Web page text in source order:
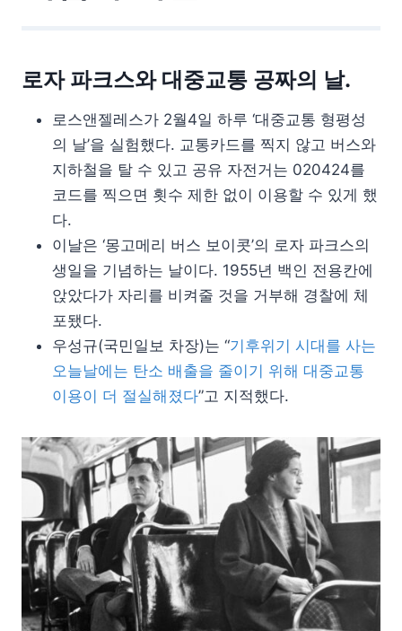
로자 파크스와 대중교통 공짜의 날.
로스앤젤레스가 2월4일 하루 ‘대중교통 형평성
의 날’을 실험했다. 교통카드를 찍지 않고 버스와
지하철을 탈 수 있고 공유 자전거는 020424를
코드를 찍으면 횟수 제한 없이 이용할 수 있게 했
다.
이날은 ‘몽고메리 버스 보이콧’의 로자 파크스의
생일을 기념하는 날이다. 1955년 백인 전용칸에
앉았다가 자리를 비켜줄 것을 거부해 경찰에 체
포됐다.
우성규(국민일보 차장)는 “기후위기 시대를 사는
오늘날에는 탄소 배출을 줄이기 위해 대중교통
이용이 더 절실해졌다”고 지적했다.